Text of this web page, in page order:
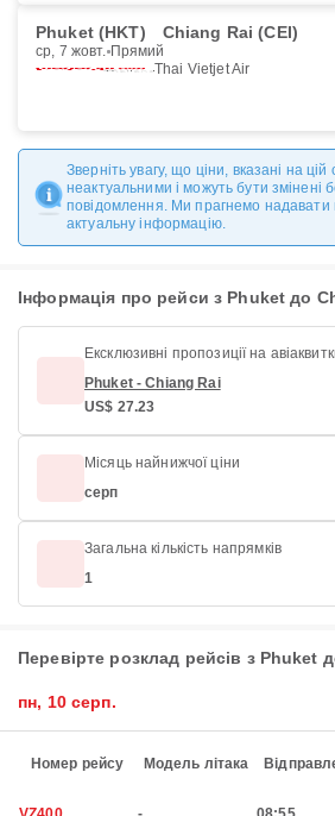
Phuket (HKT) Chiang Rai (CEI)
ср, 7 жовт. Прямий
Thai Vietjet Air
Зверніть увагу, що ціни, вказані на цій
неактуальними і можуть бути змінені
повідомлення. Ми прагнемо надавати
актуальну інформацію.
Інформація про рейси з Phuket до
Ексклюзивні пропозиції на
Phuket - Chiang Rai
US$ 27.23
Місяць найнижчої ціни
серп
Загальна кількість напрямків
1
Перевірте розклад рейсів з Phuket
пн, 10 серп.
Номер рейсу Модель літака